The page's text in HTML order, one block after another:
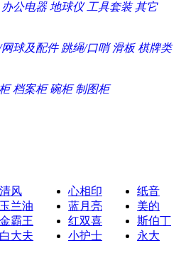
办公电器 地球仪 工具套装 其它
球及配件 跳绳/口哨 滑板 棋牌类
档案柜 碗柜 制图柜
清风 心相印
纸音
玉兰油 蓝月亮
美的
金霸王 红双喜
斯伯丁
白大夫 小护士 永大